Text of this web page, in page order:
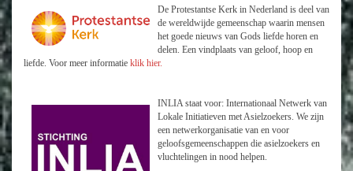
De Protestantse Kerk in Nederland is deel van
de wereldwijde gemeenschap waarin mensen
het goede nieuws van Gods liefde horen en
delen. Een vindplaats van geloof, hoop en
liefde. Voor meer informatie klik hier.
INLIA staat voor: Internationaal Netwerk van
Lokale Initiatieven met Asielzoekers. We zijn
een netwerkorganisatie van en voor
geloofsgemeenschappen die asielzoekers en
vluchtelingen in nood helpen.